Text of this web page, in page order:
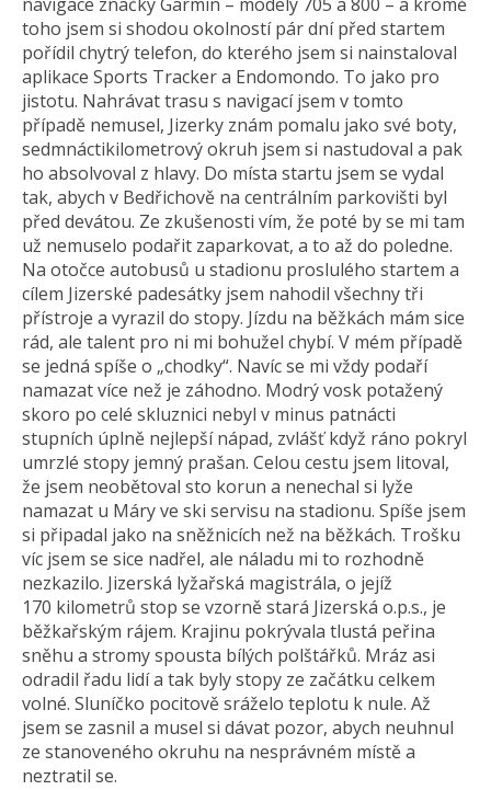
toho jsem si shodou okolností pár dní před startem
pořídil chytrý telefon, do kterého jsem si nainstaloval
aplikace Sports Tracker a Endomondo. To jako pro
jistotu. Nahrávat trasu s navigací jsem v tomto
případě nemusel, Jizerky znám pomalu jako své boty,
sedmnáctikilo­metrový okruh jsem si nastudoval a pak
ho absolvoval z hlavy. Do místa startu jsem se vydal
tak, abych v Bedřichově na centrálním parkovišti byl
před devátou. Ze zkušenosti vím, že poté by se mi tam
už nemuselo podařit zaparkovat, a to až do poledne.
Na otočce autobusů u stadionu proslulého startem a
cílem Jizerské padesátky jsem nahodil všechny tři
přístroje a vyrazil do stopy. Jízdu na běžkách mám sice
rád, ale talent pro ni mi bohužel chybí. V mém případě
se jedná spíše o „chodky“. Navíc se mi vždy podaří
namazat více než je záhodno. Modrý vosk potažený
skoro po celé skluznici nebyl v minus patnácti
stupních úplně nejlepší nápad, zvlášť když ráno pokryl
umrzlé stopy jemný prašan. Celou cestu jsem litoval,
že jsem neobětoval sto korun a nenechal si lyže
namazat u Máry ve ski servisu na stadionu. Spíše jsem
si připadal jako na sněžnicích než na běžkách. Trošku
víc jsem se sice nadřel, ale náladu mi to rozhodně
nezkazilo. Jizerská lyžařská magistrála, o jejíž
170 kilometrů stop se vzorně stará Jizerská o.p.s., je
běžkařským rájem. Krajinu pokrývala tlustá peřina
sněhu a stromy spousta bílých polštářků. Mráz asi
odradil řadu lidí a tak byly stopy ze začátku celkem
volné. Sluníčko pocitově sráželo teplotu k nule. Až
jsem se zasnil a musel si dávat pozor, abych neuhnul
ze stanoveného okruhu na nesprávném místě a
neztratil se.